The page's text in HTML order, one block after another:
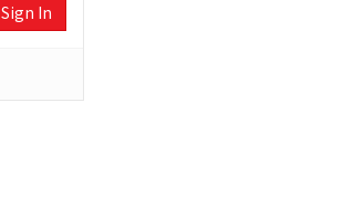
Sign In